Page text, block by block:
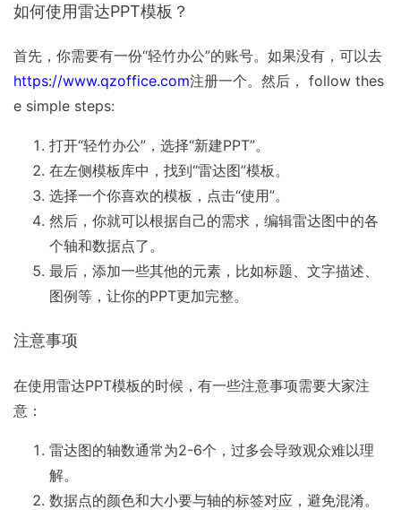
如何使用雷达PPT模板？
首先，你需要有一份“轻竹办公”的账号。如果没有，可以去
https://www.qzoffice.com注册一个。然后， follow thes
e simple steps:
打开“轻竹办公”，选择“新建PPT”。
在左侧模板库中，找到“雷达图”模板。
选择一个你喜欢的模板，点击“使用”。
然后，你就可以根据自己的需求，编辑雷达图中的各
个轴和数据点了。
最后，添加一些其他的元素，比如标题、文字描述、
图例等，让你的PPT更加完整。
注意事项
在使用雷达PPT模板的时候，有一些注意事项需要大家注
意：
雷达图的轴数通常为2-6个，过多会导致观众难以理
解。
数据点的颜色和大小要与轴的标签对应，避免混淆。